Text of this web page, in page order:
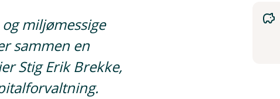
miljømessige
sammen en
Stig Erik Brekke,